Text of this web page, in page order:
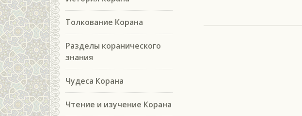
Толкование Корана
Разделы коранического
знания
Чудеса Корана
Чтение и изучение Корана